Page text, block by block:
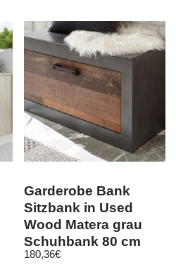
Garderobe Bank
Sitzbank in Used
Wood Matera grau
Schuhbank 80 cm
Flur Diele Ward
180,36€